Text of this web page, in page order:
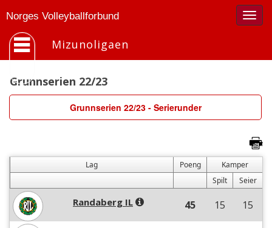
Norges Volleyballforbund
Mizunoligaen
Grunnserien 22/23
Grunnserien 22/23 - Serierunder
Lag Poeng
Kamper
Spilt
Seier
Randaberg IL 45 15 15